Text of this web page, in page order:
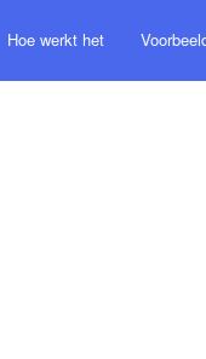
Hoe werkt het